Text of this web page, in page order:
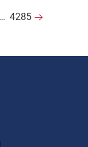
… 4285